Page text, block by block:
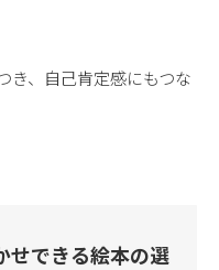
き、自己肯定感にもつな
せできる絵本の選